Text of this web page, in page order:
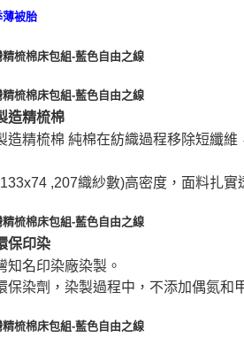
造精梳棉
造精梳棉 純棉在紡織過程移除短纖
,207織紗數)高密度，面料扎實
保印染
知名印染廠染製。
保染劑，染製過程中，不添加偶氮和